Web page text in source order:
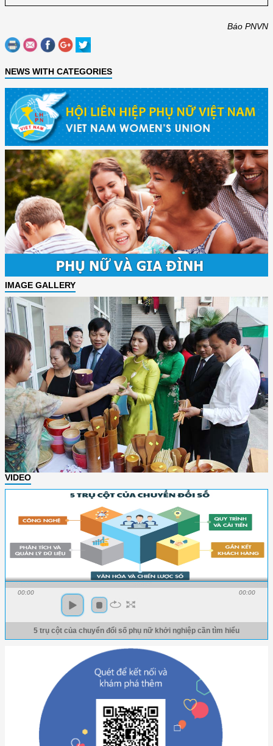
Báo PNVN
NEWS WITH CATEGORIES
IMAGE GALLERY
VIDEO
00:00 00:00
5 trụ cột của chuyển đổi số phụ nữ khởi nghiệp cần tìm hiểu